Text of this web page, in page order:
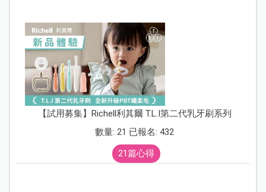
【試用募集】Richell利其爾 T.L.I第二代乳牙刷系列
數量: 21 已報名: 432
21篇心得